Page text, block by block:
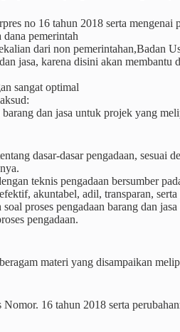
no 16 tahun 2018 serta mengenai
dana pemerintah
dari non pemerintahan,Badan
jasa, karena disini akan membantu
sangat optimal
dan jasa untuk projek yang
dasar-dasar pengadaan, sesuai
teknis pengadaan bersumber
akuntabel, adil, transparan, serta
proses pengadaan barang dan
pengadaan.
materi yang disampaikan
Nomor. 16 tahun 2018 serta